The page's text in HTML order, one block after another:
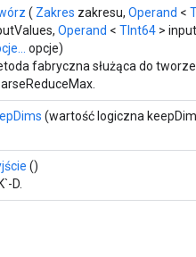
( Zakres zakresu, Operand <
Operand < TInt64 >
opcje)
fabryczna służąca do
(wartość logiczna
()
D.